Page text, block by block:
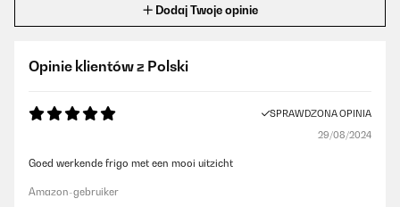
Dodaj Twoje opinie
Opinie klientów z Polski
SPRAWDZONA OPINIA
29/08/2024
Goed werkende frigo met een mooi uitzicht
Amazon-gebruiker